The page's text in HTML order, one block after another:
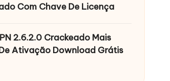
Com Chave De Licença
2.6.2.0 Crackeado Mais
Ativação Download Grátis